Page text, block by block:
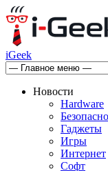
iGeek
Новости
Hardware
Гаджеты
Игры
Интернет
Софт